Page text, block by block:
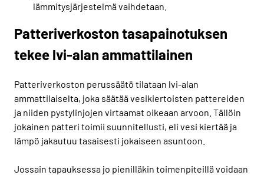
lämmitysjärjestelmä vaihdetaan.
Patteriverkoston tasapainotuksen
tekee lvi-alan ammattilainen
Patteriverkoston perussäätö tilataan lvi-alan
ammattilaiselta, joka säätää vesikiertoisten pattereiden
ja niiden pystylinjojen virtaamat oikeaan arvoon. Tällöin
jokainen patteri toimii suunnitellusti, eli vesi kiertää ja
lämpö jakautuu tasaisesti jokaiseen asuntoon.
Jossain tapauksessa jo pienilläkin toimenpiteillä voidaan